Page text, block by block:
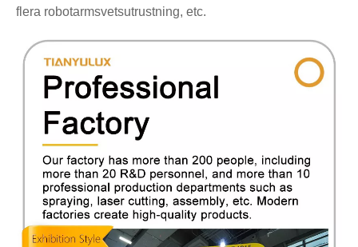
flera robotarmsvetsutrustning, etc.